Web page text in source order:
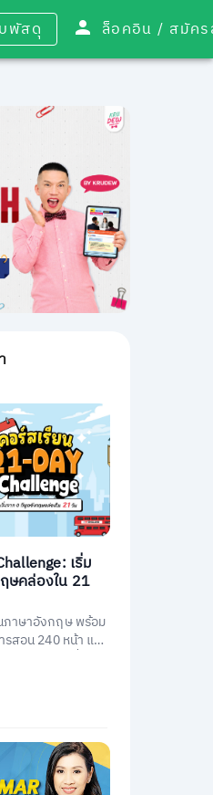
พัสดุ ล็อคอิน /
เริ่ม
ษคล่องใน 21
าษาอังกฤษ พร้อม
สอน 240 หน้า และ